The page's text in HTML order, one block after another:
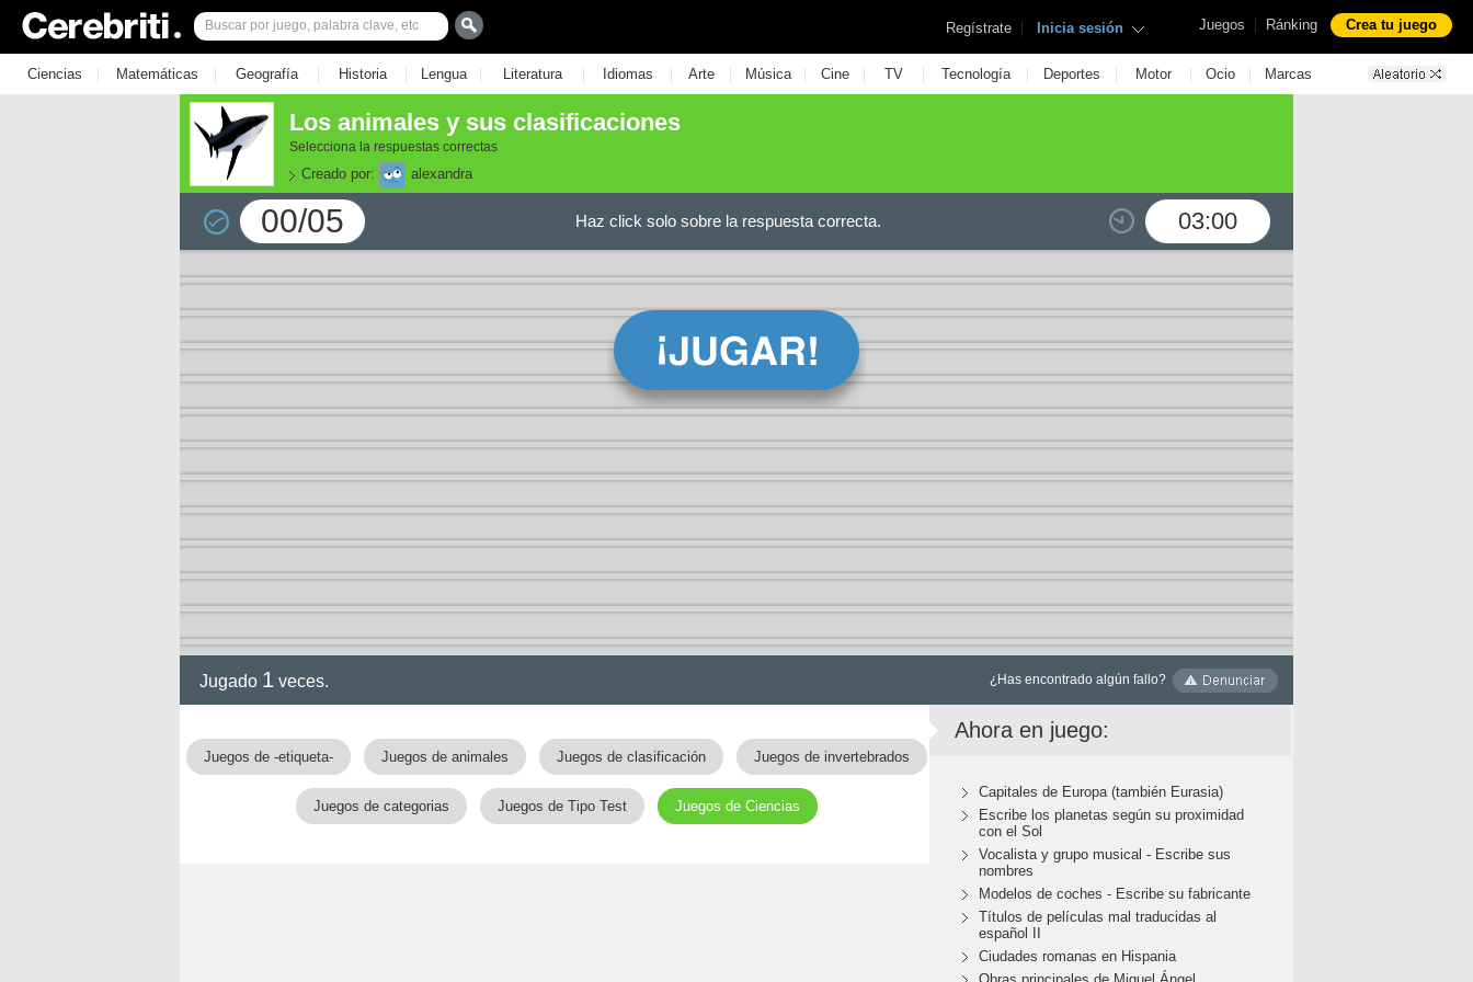
Juegos | Ránking Crea tu juego
Regístrate | Inicia sesión
Ciencias | Matemáticas | Geografía | Historia | Lengua | Literatura | Idiomas | Arte | Música | Cine | TV | Tecnología | Deportes | Motor | Ocio | Marcas
Los animales y sus clasificaciones
Selecciona la respuestas correctas
Creado por: alexandra
00/05 03:00
Haz click solo sobre la respuesta correcta.
Jugado 1 veces. ¿Has encontrado algún fallo?
Juegos de -etiqueta- Juegos de animales Juegos de clasificación Juegos de invertebrados
Juegos de categorias Juegos de Tipo Test Juegos de Ciencias
Ahora en juego:
Capitales de Europa (también Eurasia)
Escribe los planetas según su proximidad
con el Sol
Vocalista y grupo musical - Escribe sus
nombres
Modelos de coches - Escribe su fabricante
Títulos de películas mal traducidas al
español II
Ciudades romanas en Hispania